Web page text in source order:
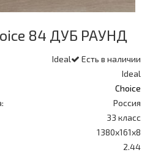
84 ДУБ РАУНД
Есть в наличии
Ideal
Ideal
Choice
Россия
33 класс
1380х161х8
2.44